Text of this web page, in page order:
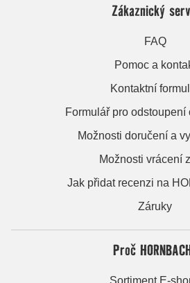
Zákaznický
FAQ
Pomoc a
Kontaktní
Formulář pro odstoupení
Možnosti doručení a
Možnosti vrácení
Jak přidat recenzi na
Záruky
Proč
Sortiment E-